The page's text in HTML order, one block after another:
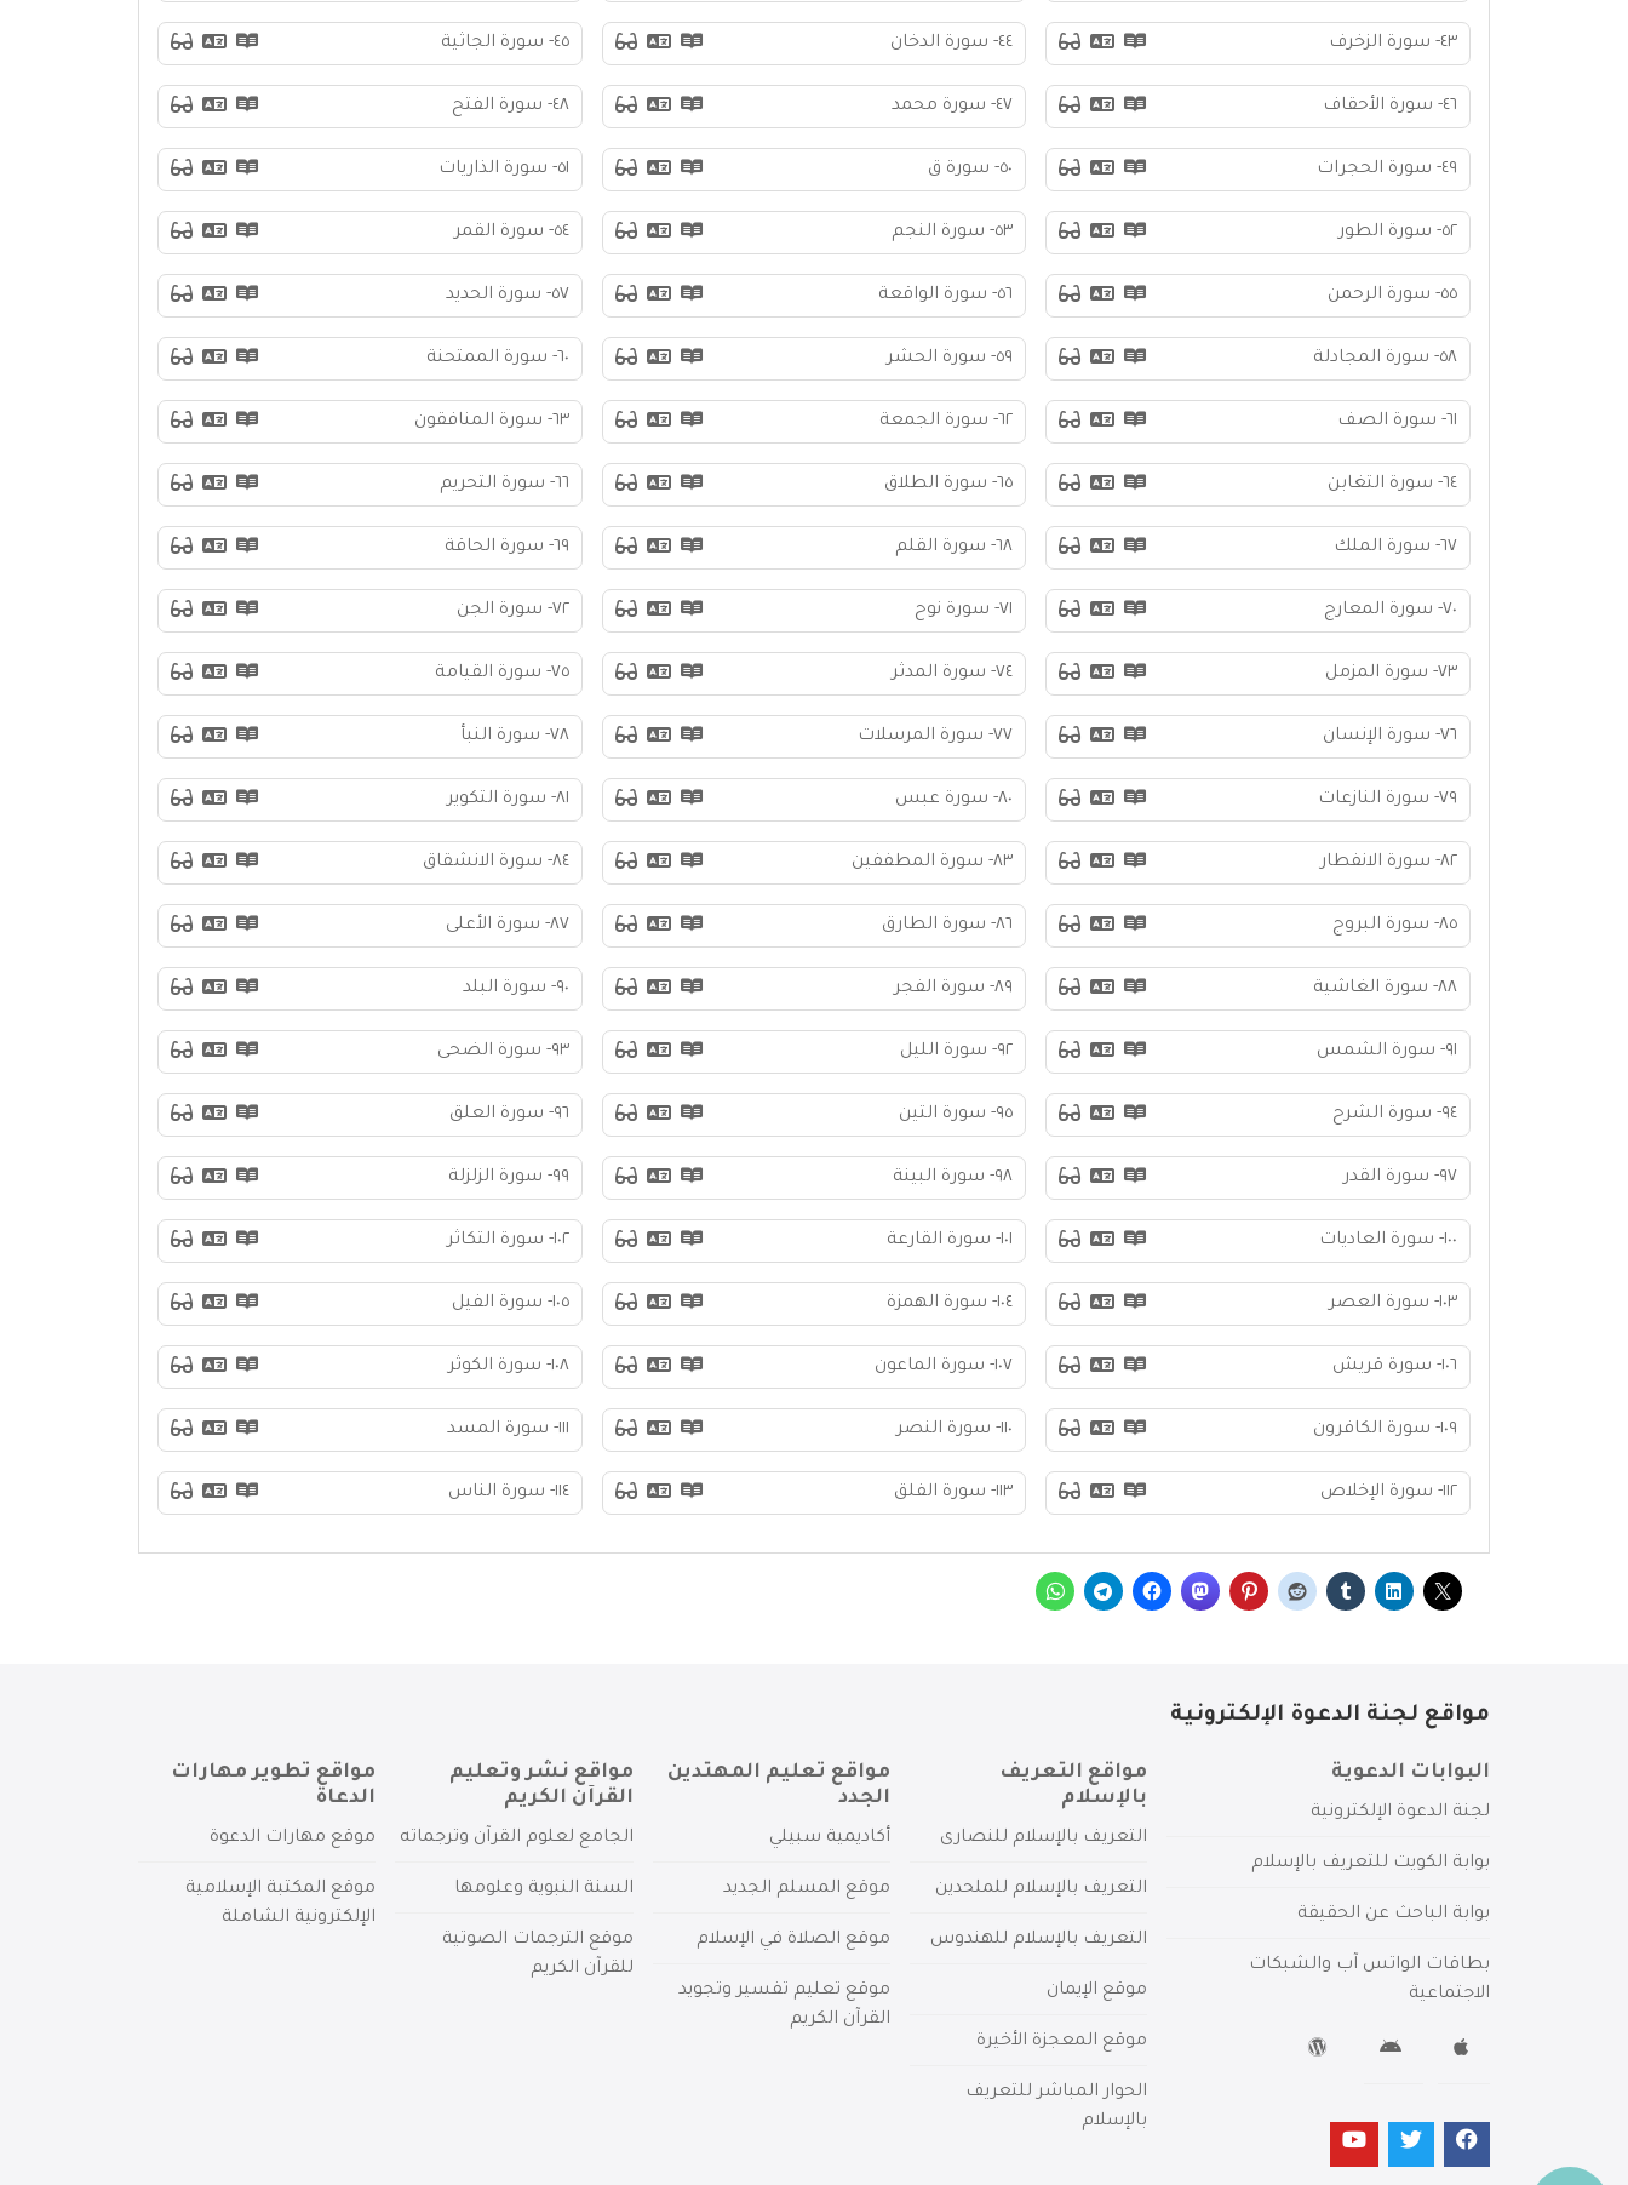
٤٣- سورة الزخرف ٤٤- سورة الدخان ٤٥- سورة الجاثية
٤٦- سورة الأحقاف ٤٧- سورة محمد ٤٨- سورة الفتح
٤٩- سورة الحجرات ٥٠- سورة ق ٥١- سورة الذاريات
٥٢- سورة الطور ٥٣- سورة النجم ٥٤- سورة القمر
٥٥- سورة الرحمن ٥٦- سورة الواقعة ٥٧- سورة الحديد
٥٨- سورة المجادلة ٥٩- سورة الحشر ٦٠- سورة الممتحنة
٦١- سورة الصف ٦٢- سورة الجمعة ٦٣- سورة المنافقون
٦٤- سورة التغابن ٦٥- سورة الطلاق ٦٦- سورة التحريم
٦٧- سورة الملك ٦٨- سورة القلم ٦٩- سورة الحاقة
٧٠- سورة المعارج ٧١- سورة نوح ٧٢- سورة الجن
٧٣- سورة المزمل ٧٤- سورة المدثر ٧٥- سورة القيامة
٧٦- سورة الإنسان ٧٧- سورة المرسلات ٧٨- سورة النبأ
٧٩- سورة النازعات ٨٠- سورة عبس ٨١- سورة التكوير
٨٢- سورة الانفطار ٨٣- سورة المطففين ٨٤- سورة الانشقاق
٨٥- سورة البروج ٨٦- سورة الطارق ٨٧- سورة الأعلى
٨٨- سورة الغاشية ٨٩- سورة الفجر ٩٠- سورة البلد
٩١- سورة الشمس ٩٢- سورة الليل ٩٣- سورة الضحى
٩٤- سورة الشرح ٩٥- سورة التين ٩٦- سورة العلق
٩٧- سورة القدر ٩٨- سورة البينة ٩٩- سورة الزلزلة
١٠٠- سورة العاديات ١٠١- سورة القارعة ١٠٢- سورة التكاثر
١٠٣- سورة العصر ١٠٤- سورة الهمزة ١٠٥- سورة الفيل
١٠٦- سورة قريش ١٠٧- سورة الماعون ١٠٨- سورة الكوثر
١٠٩- سورة الكافرون ١١٠- سورة النصر ١١١- سورة المسد
١١٢- سورة الإخلاص ١١٣- سورة الفلق ١١٤- سورة الناس
مواقع لجنة الدعوة الإلكترونية
البوابات الدعوية
لجنة الدعوة الإلكترونية
بوابة الكويت للتعريف بالإسلام
بوابة الباحث عن الحقيقة
بطاقات الواتس آب والشبكات
الاجتماعية
مواقع التعريف
بالإسلام
التعريف بالإسلام للنصارى
التعريف بالإسلام للملحدين
التعريف بالإسلام للهندوس
موقع الإيمان
موقع المعجزة الأخيرة
الحوار المباشر للتعريف
بالإسلام
مواقع تعليم المهتدين
الجدد
أكاديمية سبيلي
موقع المسلم الجديد
موقع الصلاة في الإسلام
موقع تعليم تفسير وتجويد
القرآن الكريم
مواقع نشر وتعليم
القرآن الكريم
الجامع لعلوم القرآن وترجماته
السنة النبوية وعلومها
موقع الترجمات الصوتية
للقرآن الكريم
مواقع تطوير مهارات
الدعاة
موقع مهارات الدعوة
موقع المكتبة الإسلامية
الإلكترونية الشاملة